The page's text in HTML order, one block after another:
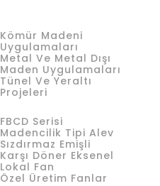
Kömür Madeni
Uygulamaları
Metal Ve Metal Dışı
Maden Uygulamaları
Tünel Ve Yeraltı
Projeleri
FBCD Serisi
Madencilik Tipi Alev
Sızdırmaz Emişli
Karşı Döner Eksenel
Lokal Fan
Özel Üretim Fanlar